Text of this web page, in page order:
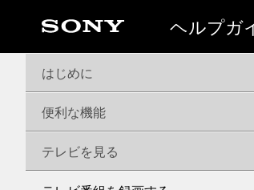
ヘルプガ
はじめに
便利な機能
テレビを見る